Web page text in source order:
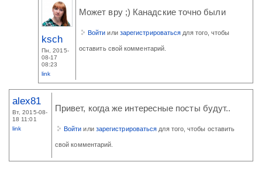
ksch
Пн, 2015-
08-17
08:23
link
Может вру ;) Канадские точно были
Войти или зарегистрироваться для того, чтобы
оставить свой комментарий.
alex81
Вт, 2015-08-
18 11:01
link
Привет, когда же интересные посты будут..
Войти или зарегистрироваться для того, чтобы оставить
свой комментарий.